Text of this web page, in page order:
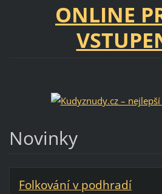
ONLINE
Novinky
Folkování v podhradí